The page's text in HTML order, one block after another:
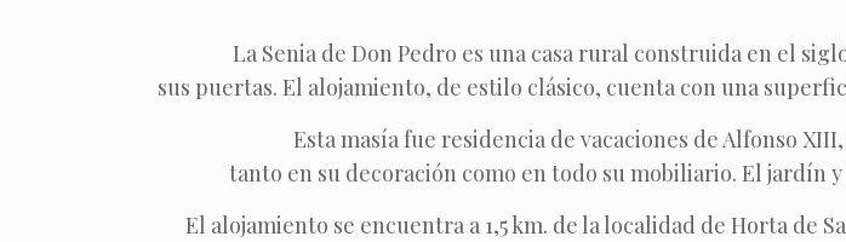
La Senia de Don Pedro es una casa rural construida en el
sus puertas. El alojamiento, de estilo clásico, cuenta con una
Esta masía fue residencia de vacaciones de Alfonso
tanto en su decoración como en todo su mobiliario. El jardín
El alojamiento se encuentra a 1,5 km. de la localidad de Horta de